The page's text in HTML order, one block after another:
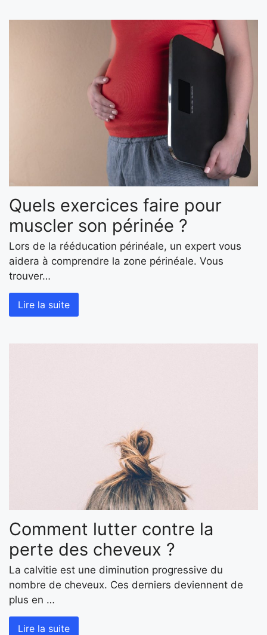
Quels exercices faire pour
muscler son périnée ?
Lors de la rééducation périnéale, un expert vous
aidera à comprendre la zone périnéale. Vous
trouver…
Lire la suite
Comment lutter contre la
perte des cheveux ?
La calvitie est une diminution progressive du
nombre de cheveux. Ces derniers deviennent de
plus en …
Lire la suite